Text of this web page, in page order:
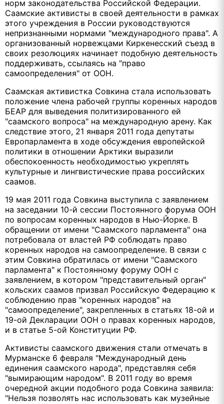
норм законодательства Российской Федерации.
Саамские активисты в своей деятельности в рамках
этого учреждения в России руководствуются
непризнанными нормами "международного права". А
организованный норвежцами Киркенесский съезд в
своих резолюциях начинает подобную деятельность
поддерживать, ссылаясь на "право
самоопределения" от ООН.
Саамская активистка Совкина стала использовать
положение члена рабочей группы коренных народов
БЕАР для выведения политизированного ей
"саамского вопроса" на международную арену. Как
следствие этого, 21 января 2011 года депутаты
Европарламента в ходе обсуждения европейской
политики в отношении Арктики выразили
обеспокоенность необходимостью укреплять
культурные и лингвистические права российских
саамов.
19 мая 2011 года Совкина выступила с заявлением
на заседании 10-й сессии Постоянного форума ООН
по вопросам коренных народов в Нью-Йорке. В
обращении от имени "Саамского парламента" она
потребовала от властей РФ соблюдать право
коренных народов на самоопределение. В связи с
этим Совкина обратилась от имени "Саамского
парламента" к Постоянному форуму ООН с
заявлением, в котором "представительный орган"
кольских саамов призвал Российскую Федерацию к
соблюдению прав "коренных народов" на
"самоопределение", закрепленных в статьях 18-ой и
19-ой Декларации ООН о правах коренных народов,
и в статье 5-ой Конституции РФ.
Активисты саамского движения стали отмечать в
Мурманске 6 февраля "Международный день
единения саамского народа", представляя себя
"вымирающим народом". В 2011 году во время
очередной акции подобного рода Совкина заявила:
"Нельзя позволять нас использовать как музейные